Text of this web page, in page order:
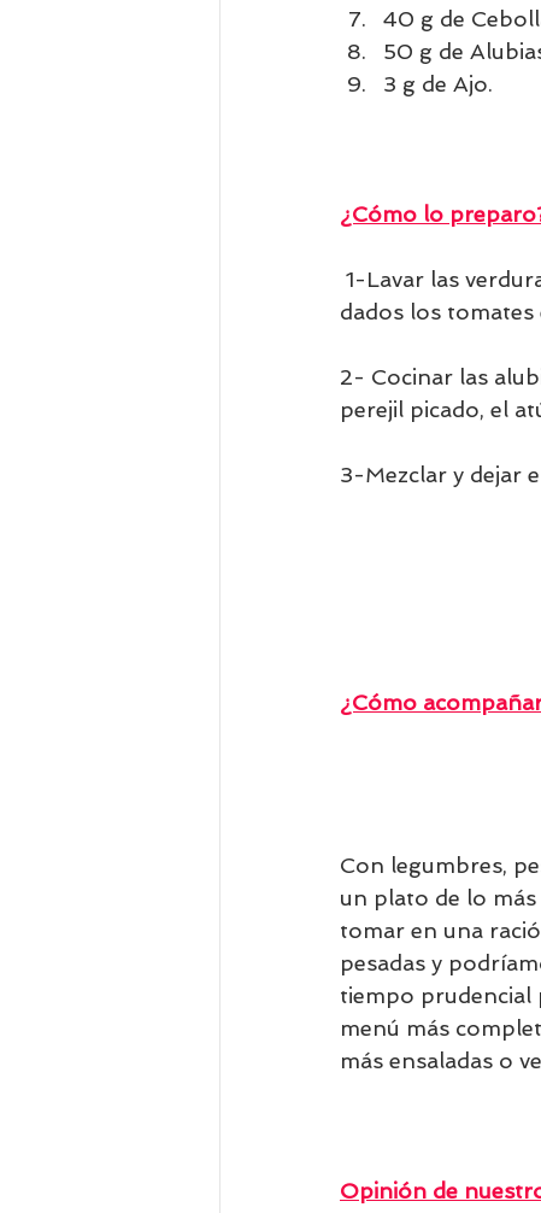
40 g de
50 g de
3 g de Ajo.
¿Cómo lo
dados los
2- Cocinar las
perejil picado, el
3-Mezclar y dejar
¿Cómo
Con legumbres,
un plato de lo
tomar en una
pesadas y
tiempo prudencial
menú más
más ensaladas o
Opinión de